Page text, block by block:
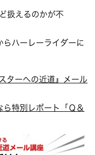
扱えるのかが不
ハーレーライダーに
ターへの近道』メール
ら特別レポート「Ｑ＆